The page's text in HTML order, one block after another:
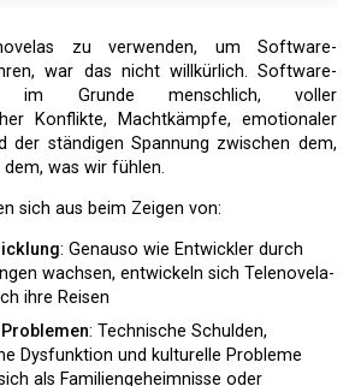
zu verwenden, um Software-
war das nicht willkürlich. Software-
im Grunde menschlich, voller
Konflikte, Machtkämpfe, emotionaler
der ständigen Spannung zwischen dem,
was wir fühlen.
sich aus beim Zeigen von:
: Genauso wie Entwickler durch
wachsen, entwickeln sich Telenovela-
ihre Reisen
: Technische Schulden,
Dysfunktion und kulturelle Probleme
als Familiengeheimnisse oder